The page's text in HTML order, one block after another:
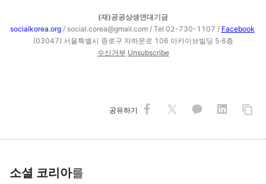
(재)공공상생연대기금
socialkorea.org/ social.corea@gmail.com / Tel 02-730-1107 / Facebook
(03047) 서울특별시 종로구 자하문로 106 아카이브빌딩 5·6층
수신거부 Unsubscribe
공유하기
소셜 코리아를